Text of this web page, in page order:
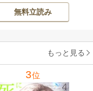
無料立読み
もっと見る
3位